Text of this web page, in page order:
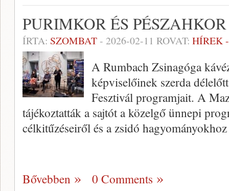
PURIMKOR ÉS
ÍRTA: SZOMBAT- 2026-02-11 ROVAT: HÍREK
A Rumbach Zsinagóga
képviselőinek szerda
Fesztivál programjait. A
tájékoztatták a sajtót a közelgő ünnepi
célkitűzéseiről és a zsidó
Bővebben 0 Comments